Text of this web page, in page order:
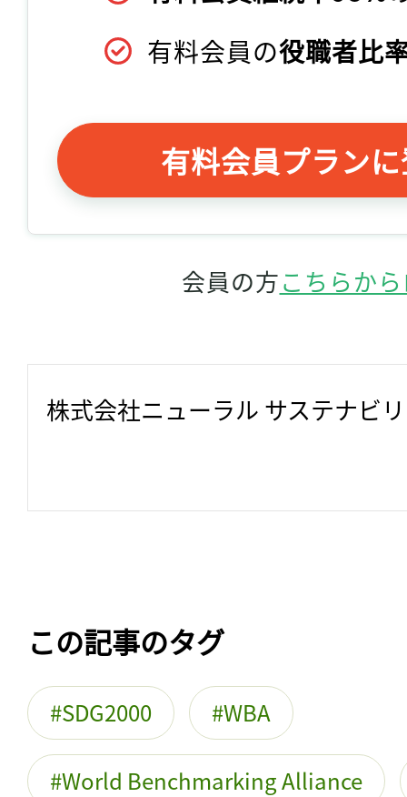
有料会員の役職者比
有料会員プラン
会員の方こちらか
株式会社ニューラル サステナビ
この記事のタグ
SDG2000 WBA
World Benchmarking Alliance